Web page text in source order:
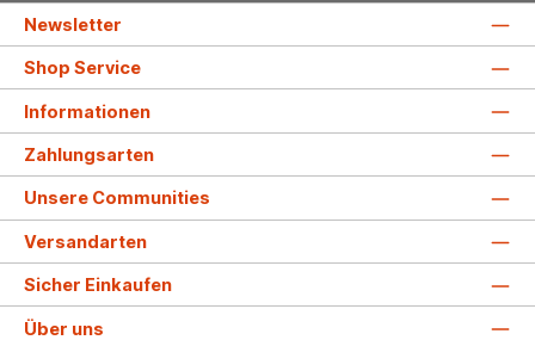
Newsletter
Shop Service
Informationen
Zahlungsarten
Unsere Communities
Versandarten
Sicher Einkaufen
Über uns